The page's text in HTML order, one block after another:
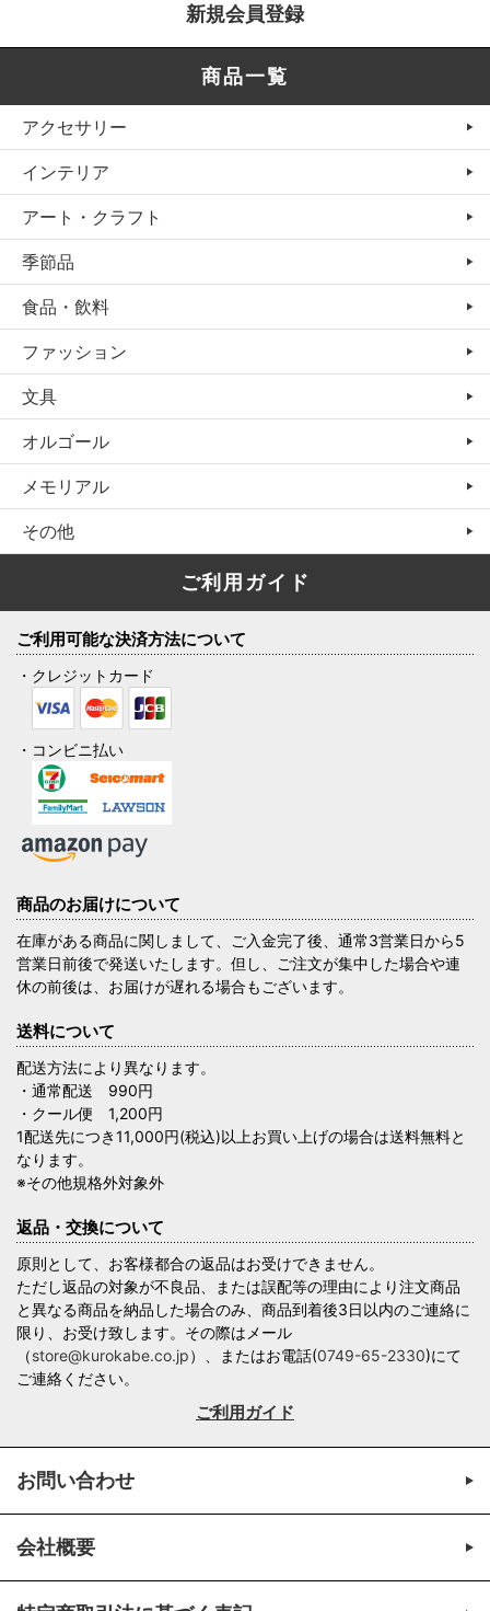
新規会員登録
商品一覧
アクセサリー
インテリア
アート・クラフト
季節品
食品・飲料
ファッション
文具
オルゴール
メモリアル
その他
ご利用ガイド
ご利用可能な決済方法について
・クレジットカード
・コンビニ払い
商品のお届けについて
在庫がある商品に関しまして、ご入金完了後、通常3営業日から5
営業日前後で発送いたします。但し、ご注文が集中した場合や連
休の前後は、お届けが遅れる場合もございます。
送料について
配送方法により異なります。
・通常配送 990円
・クール便 1,200円
1配送先につき11,000円(税込)以上お買い上げの場合は送料無料と
なります。
※その他規格外対象外
返品・交換について
原則として、お客様都合の返品はお受けできません。
ただし返品の対象が不良品、または誤配等の理由により注文商品
と異なる商品を納品した場合のみ、商品到着後3日以内のご連絡に
限り、お受け致します。その際はメール
（store@kurokabe.co.jp）、またはお電話(0749-65-2330)にて
ご連絡ください。
ご利用ガイド
お問い合わせ
会社概要